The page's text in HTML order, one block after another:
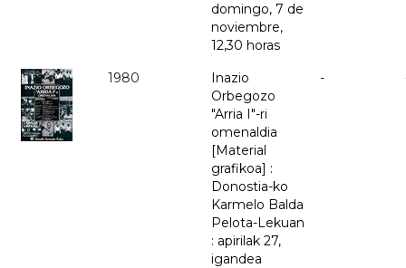
domingo, 7 de
noviembre,
12,30 horas
1980
Inazio
Orbegozo
"Arria I"-ri
omenaldia
[Material
grafikoa] :
Donostia-ko
Karmelo Balda
Pelota-Lekuan
: apirilak 27,
igandea
-